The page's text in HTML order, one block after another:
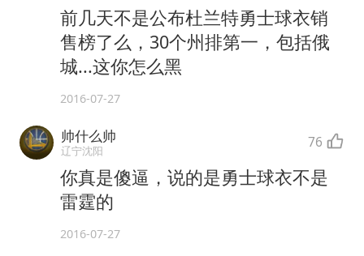
前几天不是公布杜兰特勇士球衣销
售榜了么，30个州排第一，包括俄
城...这你怎么黑
2016-07-27
帅什么帅
辽宁沈阳 76
你真是傻逼，说的是勇士球衣不是
雷霆的
2016-07-27